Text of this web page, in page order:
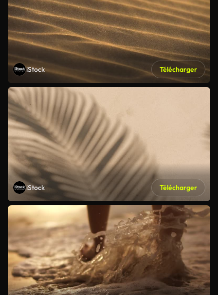
iStock Télécharger
iStock Télécharger